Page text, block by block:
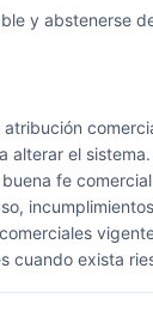
y abstenerse
alterar el sistema.
fe
cuando exista